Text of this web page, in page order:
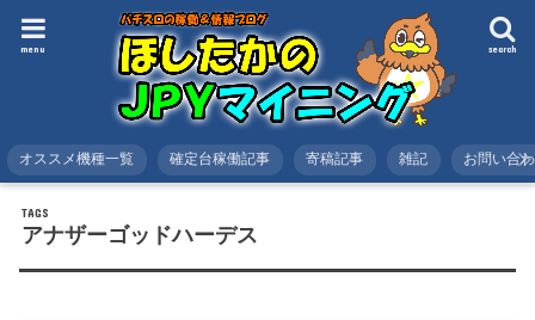
search
menu
オススメ機種一覧 確定台稼働記事 寄稿記事 雑記 お問い合
HOME タグ : アナザーゴッドハーデス
アナザーゴッドハーデス